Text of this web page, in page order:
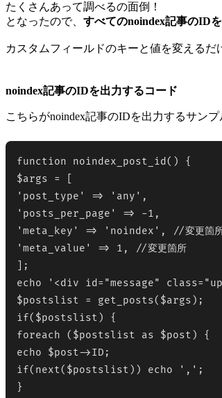
たくさんあって調べるの面倒！
となったので、 すべてのnoindex記事のID
カスタムフィールドのキーと値を変えるだ
noindex記事のIDを出力するコード
こちらがnoindex記事のIDを出力するサンプ
function noindex_post_id() {
$args = [
'post_type' => 'any',
'posts_per_page' => -1,
'meta_key' => 'noindex', //変更箇
'meta_value' => 1, //変更箇所
];
echo '<div id="message"
$postslist = get_posts($args);
if($postslist) {
foreach ($postslist as $post) {
echo $post->ID;
if(next($postslist)) echo ',';
}